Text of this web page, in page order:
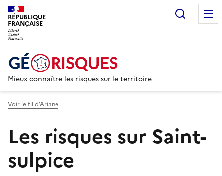
RÉPUBLIQUE
FRANÇAISE
Mieux connaître les risques sur le territoire
Voir le fil d’Ariane
Les risques sur Saint-
sulpice